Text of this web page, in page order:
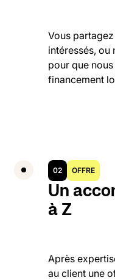
Vous
intéressés, ou
pour que
financement
02 OFFRE
Un
à Z
Après
au client une